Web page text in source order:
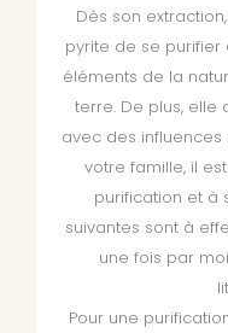
Dès son
pyrite de se purifier
éléments de la
terre. De plus,
avec des influences
votre famille, il
purification et à
suivantes sont à
une fois par
Pour une